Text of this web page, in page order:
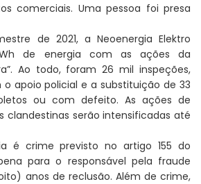
comerciais. Uma pessoa foi presa
de 2021, a Neoenergia Elektro
de energia com as ações da
Ao todo, foram 26 mil inspeções,
apoio policial e a substituição de 33
ou com defeito. As ações de
clandestinas serão intensificadas até
é crime previsto no artigo 155 do
para o responsável pela fraude
anos de reclusão. Além de crime,